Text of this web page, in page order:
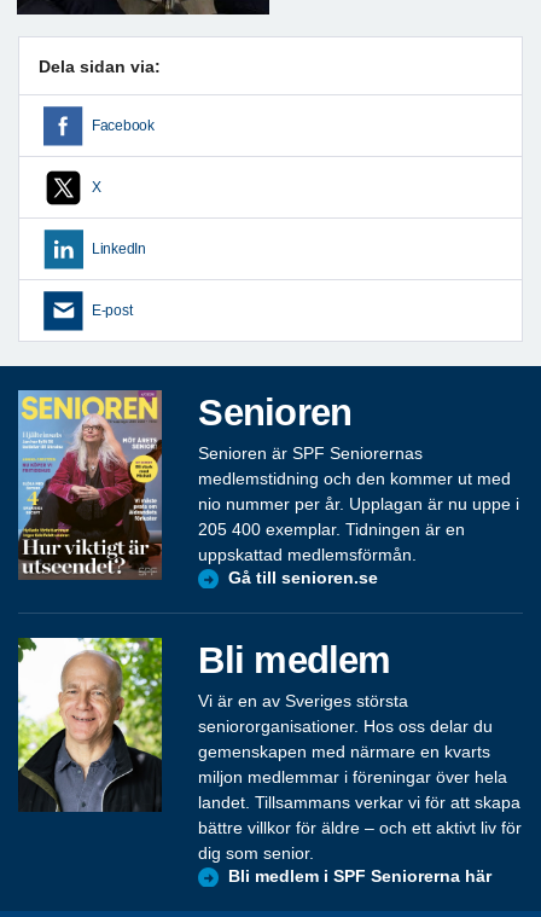
Dela sidan via:
Facebook
X
LinkedIn
E-post
Senioren
Senioren är SPF Seniorernas
medlemstidning och den kommer ut med
nio nummer per år. Upplagan är nu uppe i
205 400 exemplar. Tidningen är en
uppskattad medlemsförmån.
Gå till senioren.se
Bli medlem
Vi är en av Sveriges största
seniororganisationer. Hos oss delar du
gemenskapen med närmare en kvarts
miljon medlemmar i föreningar över hela
landet. Tillsammans verkar vi för att skapa
bättre villkor för äldre – och ett aktivt liv för
dig som senior.
Bli medlem i SPF Seniorerna här